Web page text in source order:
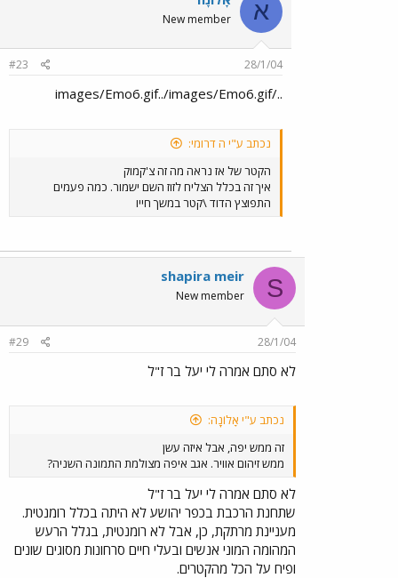
א New member
28/1/04
#23
../images/Emo6.gif../images/Emo6.gif
נכתב ע"י ה דרומי:
הקטר של אז נראה מה זה צ'קמוק
איך זה בכלל הצליח לזוז השם ישמור. כמה פעמים
התפוצץ הדוד \קטר במשך חייו
S
shapira meir
New member
28/1/04
#29
לא סתם אמרה לי יעל בר ז"ל
נכתב ע"י אָלוֹנָה:
זה ממש יפה, אבל איזה עשן
ממש זיהום אוויר. אגב איפה מצולמת התמונה השניה?
לא סתם אמרה לי יעל בר ז"ל
שתחנת הרכבת בכפר יהושע לא היתה בכלל רומנטית.
מעניינת מרתקת, כן, אבל לא רומנטית, בגלל הרעש
המהומה המוני אנשים ובעלי חיים סרחונות מסוגים שונים
ופיח על הכל מהקטרים.